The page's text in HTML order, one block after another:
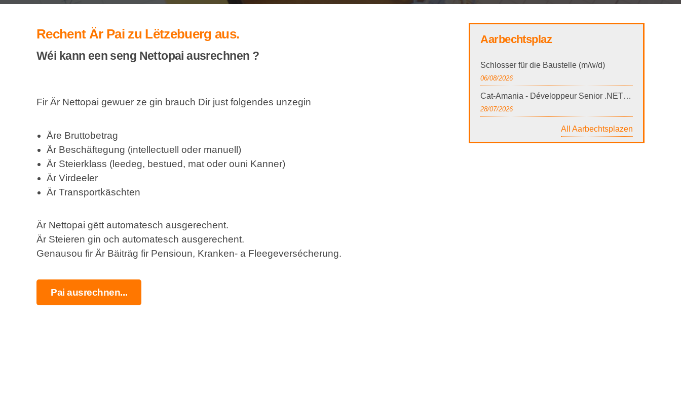
Rechent Är Pai zu Lëtzebuerg aus.
Wéi kann een seng Nettopai ausrechnen ?
Fir Är Nettopai gewuer ze gin brauch Dir just folgendes unzegin
Äre Bruttobetrag
Är Beschäftegung (intellectuell oder manuell)
Är Steierklass (leedeg, bestued, mat oder ouni Kanner)
Är Virdeeler
Är Transportkäschten
Är Nettopai gëtt automatesch ausgerechent.
Är Steieren gin och automatesch ausgerechent.
Genausou fir Är Bäiträg fir Pensioun, Kranken- a Fleegeversécherung.
Aarbechtsplaz
Schlosser für die Baustelle (m/w/d)
06/08/2026
Cat-Amania - Développeur Senior .NET / Azure (Spécialisé Assurance)
28/07/2026
All Aarbechtsplazen